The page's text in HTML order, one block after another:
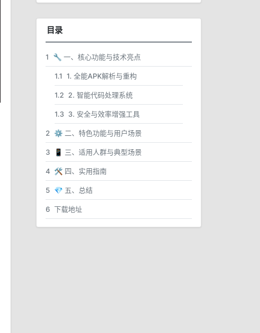
目录
1 🔧 一、核心功能与技术亮点
1.1 1. 全能APK解析与重构
1.2 2. 智能代码处理系统
1.3 3. 安全与效率增强工具
2 ⚙️ 二、特色功能与用户场景
3 📱 三、适用人群与典型场景
4 🛠️ 四、实用指南
5 💎 五、总结
6 下载地址